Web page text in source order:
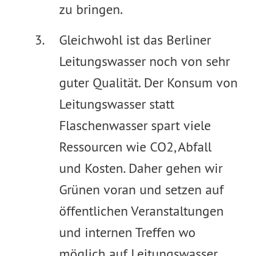
zu bringen.
Gleichwohl ist das Berliner
Leitungswasser noch von sehr
guter Qualität. Der Konsum von
Leitungswasser statt
Flaschenwasser spart viele
Ressourcen wie CO2, Abfall
und Kosten. Daher gehen wir
Grünen voran und setzen auf
öffentlichen Veranstaltungen
und internen Treffen wo